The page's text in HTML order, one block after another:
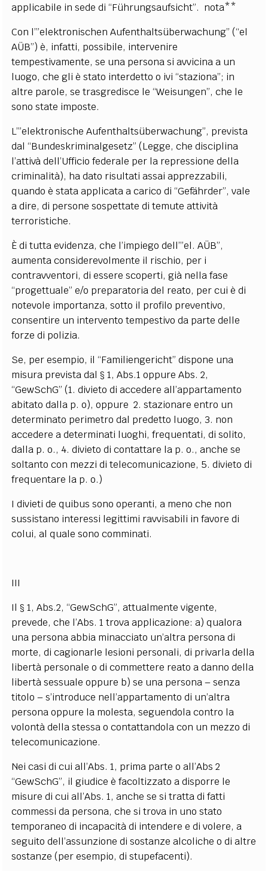
applicabile in sede di “Führungsaufsicht”. nota**
Con l’”elektronischen Aufenthaltsüberwachung” (“el
AÜB”) è, infatti, possibile, intervenire
tempestivamente, se una persona si avvicina a un
luogo, che gli è stato interdetto o ivi “staziona”; in
altre parole, se trasgredisce le “Weisungen”, che le
sono state imposte.
L’”elektronische Aufenthaltsüberwachung”, prevista
dal “Bundeskriminalgesetz” (Legge, che disciplina
l’attivà dell’Ufficio federale per la repressione della
criminalità), ha dato risultati assai apprezzabili,
quando è stata applicata a carico di “Gefährder”, vale
a dire, di persone sospettate di temute attività
terroristiche.
È di tutta evidenza, che l’impiego dell’”el. AÜB”,
aumenta considerevolmente il rischio, per i
contravventori, di essere scoperti, già nella fase
“progettuale” e/o preparatoria del reato, per cui è di
notevole importanza, sotto il profilo preventivo,
consentire un intervento tempestivo da parte delle
forze di polizia.
Se, per esempio, il “Familiengericht” dispone una
misura prevista dal § 1, Abs.1 oppure Abs. 2,
“GewSchG” (1. divieto di accedere all’appartamento
abitato dalla p. o), oppure 2. stazionare entro un
determinato perimetro dal predetto luogo, 3. non
accedere a determinati luoghi, frequentati, di solito,
dalla p. o., 4. divieto di contattare la p. o., anche se
soltanto con mezzi di telecomunicazione, 5. divieto di
frequentare la p. o.)
I divieti de quibus sono operanti, a meno che non
sussistano interessi legittimi ravvisabili in favore di
colui, al quale sono comminati.
III
Il § 1, Abs.2, “GewSchG”, attualmente vigente,
prevede, che l’Abs. 1 trova applicazione: a) qualora
una persona abbia minacciato un’altra persona di
morte, di cagionarle lesioni personali, di privarla della
libertà personale o di commettere reato a danno della
libertà sessuale oppure b) se una persona – senza
titolo – s’introduce nell’appartamento di un’altra
persona oppure la molesta, seguendola contro la
volontà della stessa o contattandola con un mezzo di
telecomunicazione.
Nei casi di cui all’Abs. 1, prima parte o all’Abs 2
“GewSchG”, il giudice è facoltizzato a disporre le
misure di cui all’Abs. 1, anche se si tratta di fatti
commessi da persona, che si trova in uno stato
temporaneo di incapacità di intendere e di volere, a
seguito dell’assunzione di sostanze alcoliche o di altre
sostanze (per esempio, di stupefacenti).